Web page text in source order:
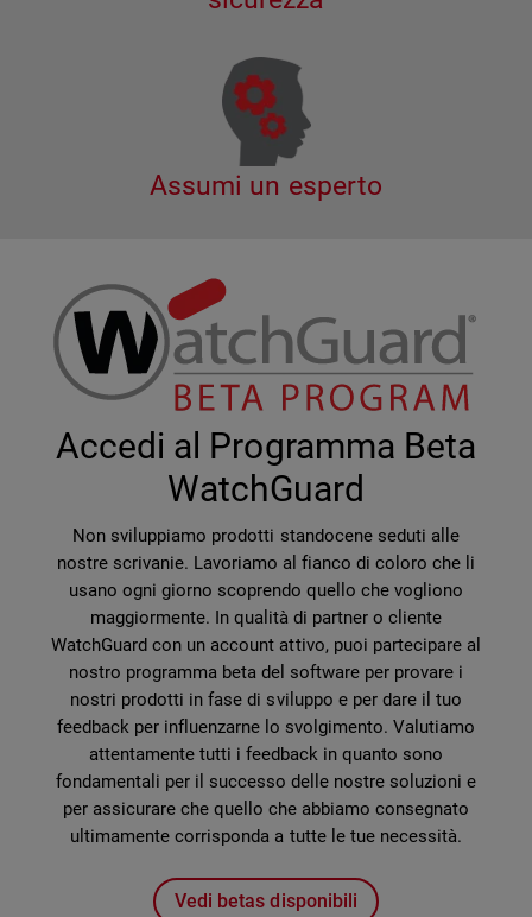
Assumi un esperto
Accedi al Programma Beta
WatchGuard
Non sviluppiamo prodotti standocene seduti alle
nostre scrivanie. Lavoriamo al fianco di coloro che li
usano ogni giorno scoprendo quello che vogliono
maggiormente. In qualità di partner o cliente
WatchGuard con un account attivo, puoi partecipare al
nostro programma beta del software per provare i
nostri prodotti in fase di sviluppo e per dare il tuo
feedback per influenzarne lo svolgimento. Valutiamo
attentamente tutti i feedback in quanto sono
fondamentali per il successo delle nostre soluzioni e
per assicurare che quello che abbiamo consegnato
ultimamente corrisponda a tutte le tue necessità.
Vedi betas disponibili